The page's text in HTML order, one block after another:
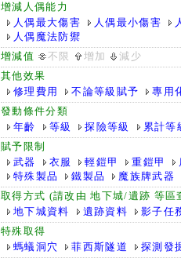
增減人偶能力
人偶最大傷害
人偶最小傷害
人偶魔法防禦
增減值
不限 增加
減少
其他效果
修理費用
不論等級賦予
專用
發動條件分類
年齡
等級 探險等級
累計等
賦予限制
武器
衣服 輕鎧甲 重鎧甲
特殊製品
鐵製品
魔族牌武器
取得方式 (請改由 地下城/遺跡 等區
地下城資料
遺跡資料
影子任
特殊取得
螞蟻洞穴
菲西斯隧道 探測發